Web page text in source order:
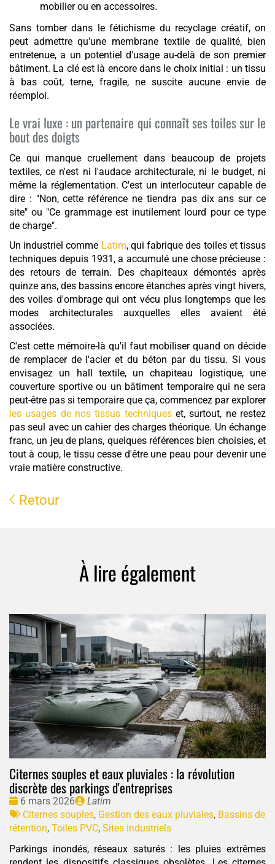
mobilier ou en accessoires.
Sans tomber dans le fétichisme du recyclage créatif, on
peut admettre qu'une membrane textile de qualité, bien
entretenue, a un potentiel d'usage au-delà de son premier
bâtiment. La clé est là encore dans le choix initial : un tissu
à bas coût, terne, fragile, ne suscite aucune envie de
réemploi.
Le vrai luxe : un partenaire qui connaît ses toiles sur le
bout des doigts
Ce qui manque cruellement dans beaucoup de projets
textiles, ce n'est ni l'audace architecturale, ni le budget, ni
même la réglementation. C'est un interlocuteur capable de
dire : "Non, cette référence ne tiendra pas dix ans sur ce
site" ou "Ce grammage est inutilement lourd pour ce type
de charge".
Un industriel comme Latim, qui fabrique des toiles et tissus
techniques depuis 1931, a accumulé une chose précieuse :
des retours de terrain. Des chapiteaux démontés après
quinze ans, des bassins encore étanches après vingt hivers,
des voiles d'ombrage qui ont vécu plus longtemps que les
modes architecturales auxquelles elles avaient été
associées.
C'est cette mémoire-là qu'il faut mobiliser quand on décide
de remplacer de l'acier et du béton par du tissu. Si vous
envisagez un hall textile, un chapiteau logistique, une
couverture sportive ou un bâtiment temporaire qui ne sera
peut-être pas si temporaire que ça, commencez par explorer
les usages de nos tissus techniqueset, surtout, ne restez
pas seul avec un cahier des charges théorique. Un échange
franc, un jeu de plans, quelques références bien choisies, et
tout à coup, le tissu cesse d'être une peau pour devenir une
vraie matière constructive.
Retour
À lire également
Citernes souples et eaux pluviales : la révolution
discrète des parkings d'entreprises
Date
:
6 mars 2026
Publié
par
Latim
Tags
:
Citernes souples, Gestion des eaux pluviales, Bassins de
rétention, Toiles PVC, Sites industriels
Parkings inondés, réseaux saturés : les pluies extrêmes